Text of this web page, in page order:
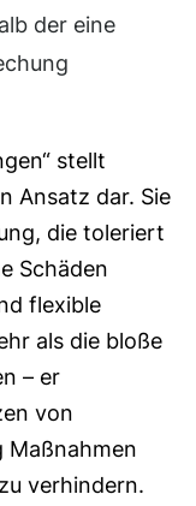
der eine
stellt
Ansatz dar. Sie
die toleriert
Schäden
flexible
als die bloße
– er
von
Maßnahmen
verhindern.